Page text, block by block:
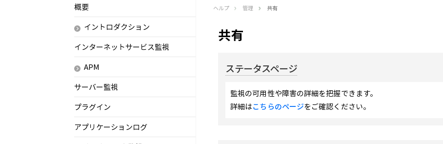
概要
イントロダクション
インターネットサービス監視
APM
サーバー監視
プラグイン
アプリケーションログ
ヘルプ 管理 共有
共有
ステータスページ
監視の可用性や障害の詳細を把握できます。
詳細はこちらのページをご確認ください。